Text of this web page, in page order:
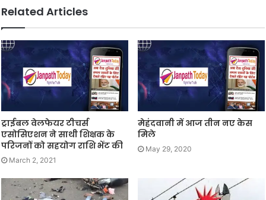
Related Articles
ट्राईबल वेलफेयर टीचर्स
एसोसिएशन ने साथी शिक्षक के
परिजनों को सहयोग राशि भेंट की
March 2, 2021
मेहंदवानी में आज तीन नए केस
मिले
May 29, 2020